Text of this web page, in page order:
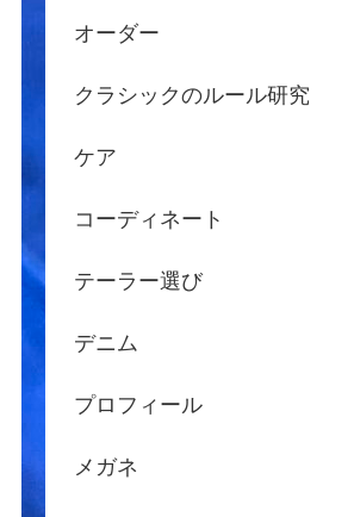
オーダー
クラシックのルール研究
ケア
コーディネート
テーラー選び
デニム
プロフィール
メガネ